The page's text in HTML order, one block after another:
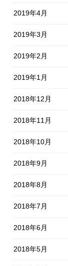
2019年4月
2019年3月
2019年2月
2019年1月
2018年12月
2018年11月
2018年10月
2018年9月
2018年8月
2018年7月
2018年6月
2018年5月